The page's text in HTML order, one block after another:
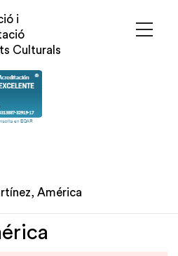
i
Culturals
América